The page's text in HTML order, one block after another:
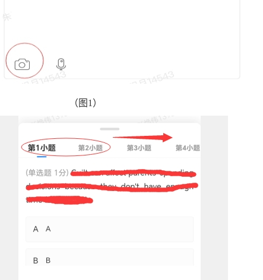
（ 图 1 ）